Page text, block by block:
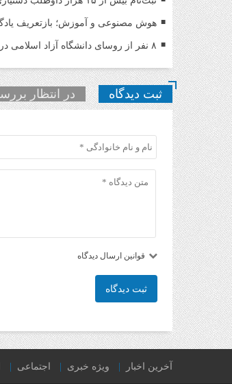
هوش مصنوعی و آموزش؛ بازتعریف
۸ نفر از روسای دانشگاه آزاد اسلامی در استان‌ها ابقا شدند
ثبت دیدگاه در انتظار
قوانین ارسال دیدگاه
ثبت دیدگاه
آخرین اخبار ویژه خبری اجتماعی